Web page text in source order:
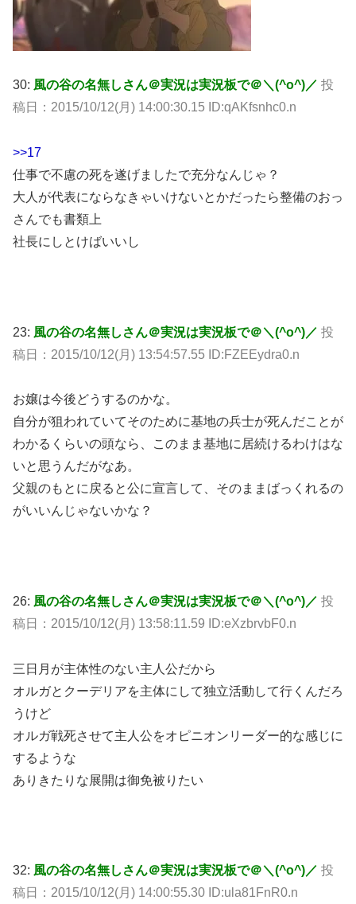
30: 風の谷の名無しさん＠実況は実況板で＠＼(^o^)／ 投
稿日：2015/10/12(月) 14:00:30.15 ID:qAKfsnhc0.n
>>17
仕事で不慮の死を遂げましたで充分なんじゃ？
大人が代表にならなきゃいけないとかだったら整備のおっ
さんでも書類上
社長にしとけばいいし
23: 風の谷の名無しさん＠実況は実況板で＠＼(^o^)／ 投
稿日：2015/10/12(月) 13:54:57.55 ID:FZEEydra0.n
お嬢は今後どうするのかな。
自分が狙われていてそのために基地の兵士が死んだことが
わかるくらいの頭なら、このまま基地に居続けるわけはな
いと思うんだがなあ。
父親のもとに戻ると公に宣言して、そのままばっくれるの
がいいんじゃないかな？
26: 風の谷の名無しさん＠実況は実況板で＠＼(^o^)／ 投
稿日：2015/10/12(月) 13:58:11.59 ID:eXzbrvbF0.n
三日月が主体性のない主人公だから
オルガとクーデリアを主体にして独立活動して行くんだろ
うけど
オルガ戦死させて主人公をオピニオンリーダー的な感じに
するような
ありきたりな展開は御免被りたい
32: 風の谷の名無しさん＠実況は実況板で＠＼(^o^)／ 投
稿日：2015/10/12(月) 14:00:55.30 ID:ula81FnR0.n